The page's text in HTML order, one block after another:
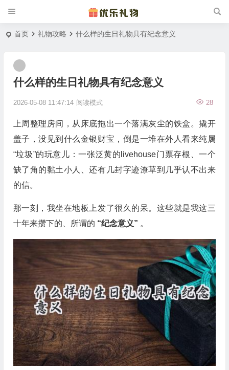
首页 礼物攻略 什么样的生日礼物具有纪念意义
什么样的生日礼物具有纪念意义
2026-05-08 11:47:14 28
阅读模式
上周整理房间，从床底拖出一个落满灰尘的铁盒。撬开
盖子，没见到什么金银财宝，倒是一堆在外人看来纯属
“垃圾”的玩意儿：一张泛黄的livehouse门票存根、一个
缺了角的黏土小人、还有几封字迹潦草到几乎认不出来
的信。
那一刻，我坐在地板上发了很久的呆。这些就是我这三
十年来攒下的、所谓的 “纪念意义” 。